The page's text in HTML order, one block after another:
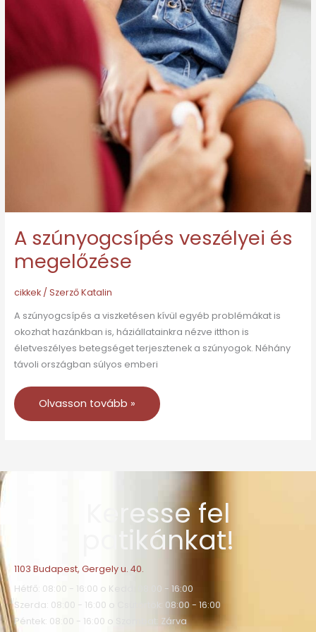
A szúnyogcsípés veszélyei és
megelőzése
cikkek/ SzerzőKatalin
A szúnyogcsípés a viszketésen kívül egyéb problémákat is
okozhat hazánkban is, háziállatainkra nézve itthon is
életveszélyes betegséget terjesztenek a szúnyogok. Néhány
távoli országban súlyos emberi
Olvasson tovább »
Keresse fel
patikánkat!
1103 Budapest, Gergely u. 40.
Hétfő: 08:00 - 16:00 o Kedd: 08:00 - 16:00
Szerda: 08:00 - 16:00 o Csütörtök: 08:00 - 16:00
Péntek: 08:00 - 16:00 o Szombat: Zárva